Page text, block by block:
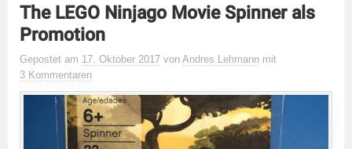
The LEGO Ninjago Movie Spinner als
Promotion
Gepostet am 17. Oktober 2017 von Andres Lehmann mit
3 Kommentaren